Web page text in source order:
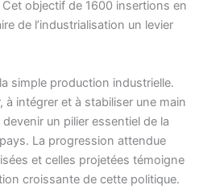
objectif de 1600 insertions en
de l’industrialisation un levier
simple production industrielle.
à intégrer et à stabiliser une main
un pilier essentiel de la
La progression attendue
et celles projetées témoigne
croissante de cette politique.